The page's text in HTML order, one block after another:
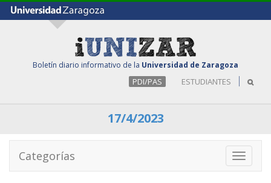
Boletín diario informativo de la Universidad de Zaragoza
PDI/PAS ESTUDIANTES
17/4/2023
Toggle
Categorías